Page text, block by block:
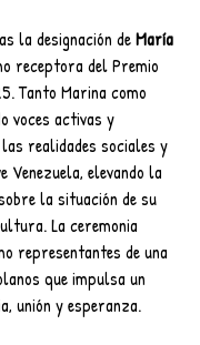
la designación de María
receptora del Premio
Tanto Marina como
voces activas y
realidades sociales y
Venezuela, elevando la
la situación de su
La ceremonia
representantes de una
que impulsa un
unión y esperanza.